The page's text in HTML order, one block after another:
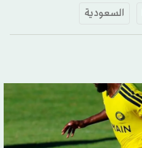
السعودية